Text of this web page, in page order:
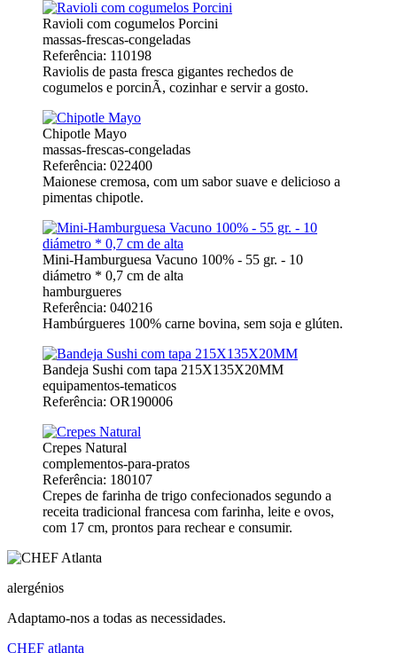
Ravioli com cogumelos Porcini
massas-frescas-congeladas
Referência: 110198
Raviolis de pasta fresca gigantes rechedos de
cogumelos e porcinÃ­, cozinhar e servir a gosto.
Chipotle Mayo
massas-frescas-congeladas
Referência: 022400
Maionese cremosa, com um sabor suave e delicioso a
pimentas chipotle.
Mini-Hamburguesa Vacuno 100% - 55 gr. - 10
diámetro * 0,7 cm de alta
hamburgueres
Referência: 040216
Hambúrgueres 100% carne bovina, sem soja e glúten.
Bandeja Sushi com tapa 215X135X20MM
equipamentos-tematicos
Referência: OR190006
Crepes Natural
complementos-para-pratos
Referência: 180107
Crepes de farinha de trigo confecionados segundo a
receita tradicional francesa com farinha, leite e ovos,
com 17 cm, prontos para rechear e consumir.
alergénios
Adaptamo-nos a todas as necessidades.
CHEF atlanta